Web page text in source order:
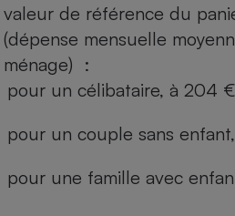
valeur de référence du
(dépense mensuelle
ménage) :
pour un célibataire, à 204
pour un couple sans
pour une famille avec